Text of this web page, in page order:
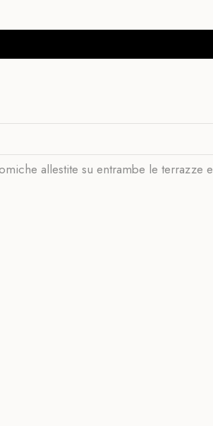
allestite su entrambe le terrazze e